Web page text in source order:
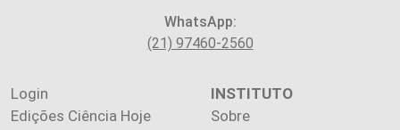
WhatsApp:
(21) 97460-2560
Login
Edições Ciência Hoje
INSTITUTO
Sobre